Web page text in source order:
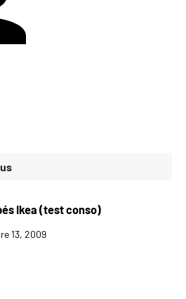
Ikea (test conso)
13, 2009